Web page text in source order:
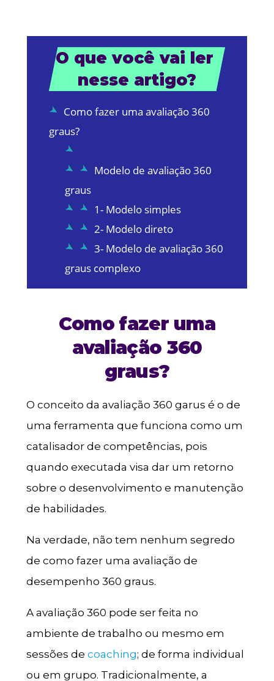
O que você vai ler
nesse artigo?
Como fazer uma avaliação 360
graus?
Modelo de avaliação 360
graus
1- Modelo simples
2- Modelo direto
3- Modelo de avaliação 360
graus complexo
Como fazer uma
avaliação 360
graus?
O conceito da avaliação 360 garus é o de
uma ferramenta que funciona como um
catalisador de competências, pois
quando executada visa dar um retorno
sobre o desenvolvimento e manutenção
de habilidades.
Na verdade, não tem nenhum segredo
de como fazer uma avaliação de
desempenho 360 graus.
A avaliação 360 pode ser feita no
ambiente de trabalho ou mesmo em
sessões de coaching; de forma individual
ou em grupo. Tradicionalmente, a